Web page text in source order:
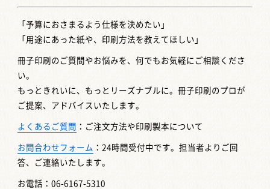
「予算におさまるよう仕様を決めたい」
「用途にあった紙や、印刷方法を教えてほしい」
冊子印刷のご質問やお悩みを、何でもお気軽にご相談くださ
い。
もっときれいに、もっとリーズナブルに。冊子印刷のプロが
ご提案、アドバイスいたします。
よくあるご質問 ：ご注文方法や印刷製本について
お問合わせフォーム ：24時間受付中です。担当者よりご回
答、ご連絡いたします。
お電話：06-6167-5310